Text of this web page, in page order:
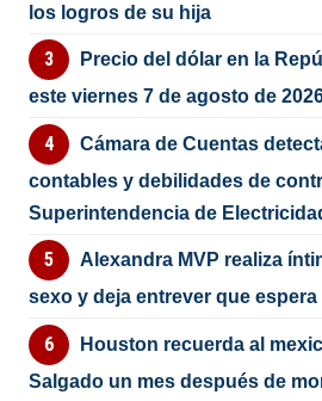
los logros de su hija
Precio del dólar en la
este viernes 7 de agosto de
Cámara de Cuentas
contables y debilidades de
Superintendencia de
Alexandra MVP realiza
sexo y deja entrever que
Houston recuerda al
Salgado un mes después de